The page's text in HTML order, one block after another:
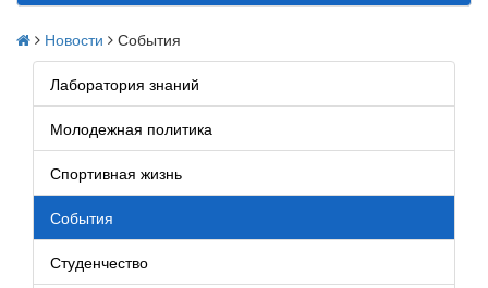
Новости События
Лаборатория знаний
Молодежная политика
Спортивная жизнь
События
Студенчество